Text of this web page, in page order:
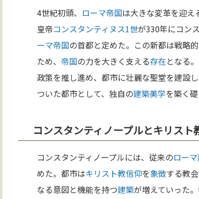
4世紀初頭、 ローマ帝国は大きな変革を迎え
皇帝コンスタンティヌス1世が330年にコン
ーマ帝国の首都と定めた。この新都は戦略的
ため、 帝国の力を大きく支える存在となる
政策を推し進め、都市に壮麗な聖堂を建設
ついた都市として、独自の建築美学を築く礎
コンスタンティノープルとキリスト
コンスタンティノープルには、従来のローマ
めた。都市はキリスト教信仰を象徴する教
なる意図と機能を持つ建築が増えていった